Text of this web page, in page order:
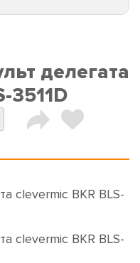
делегата
3511D
clevermic BKR BLS-
clevermic BKR BLS-